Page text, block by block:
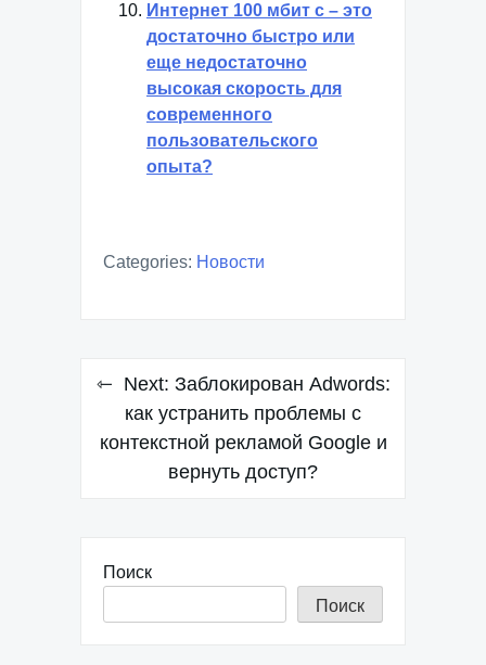
Интернет 100 мбит с – это
достаточно быстро или
еще недостаточно
высокая скорость для
современного
пользовательского
опыта?
Categories: Новости
Навигация
записям
Next: Заблокирован Adwords:
как устранить проблемы с
контекстной рекламой Google и
вернуть доступ?
Поиск
Поиск